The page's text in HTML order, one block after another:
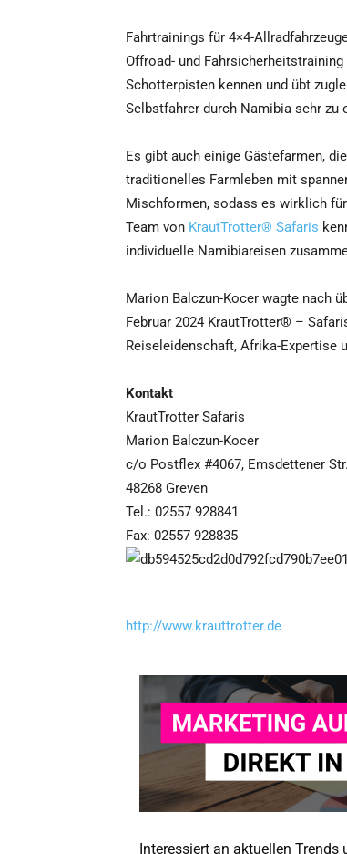
Fahrtrainings für 4×4-
Offroad- und
Schotterpisten kennen und übt
Selbstfahrer durch Namibia sehr zu
Es gibt auch einige Gästefarmen,
traditionelles Farmleben mit
Mischformen, sodass es wirklich
Team von KrautTrotter® Safaris
individuelle Namibiareisen
Marion Balczun-Kocer wagte nach
Februar 2024 KrautTrotter® –
Reiseleidenschaft, Afrika-Expertise
Kontakt
KrautTrotter Safaris
Marion Balczun-Kocer
c/o Postflex #4067, Emsdettener Str.
48268 Greven
Tel.: 02557 928841
Fax: 02557 928835
http://www.krauttrotter.de
Interessiert an aktuellen